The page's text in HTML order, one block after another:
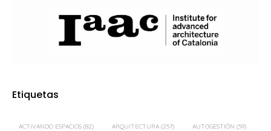
Etiquetas
ACTIVANDO ESPACIOS (82) ARQUITECTURA (257) AUTOGESTIÓN (59)